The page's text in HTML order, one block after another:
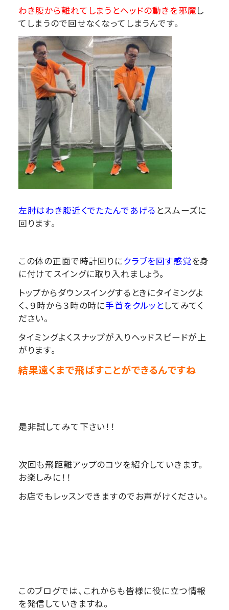
わき腹から離れてしまうとヘッドの動きを邪魔し
てしまうので回せなくなってしまうんです。
左肘はわき腹近くでたたんであげる とスムーズに
回ります。
この体の正面で時計回りにクラブを回す感覚を身
に付けてスイングに取り入れましょう。
トップからダウンスイングするときにタイミングよ
く、９時から３時の時に手首をクルッとしてみてく
ださい。
タイミングよくスナップが入りヘッドスピードが上
がります。
結果遠くまで飛ばすことができるんですね
是非試してみて下さい！！
次回も飛距離アップのコツを紹介していきます。
お楽しみに！！
お店でもレッスンできますのでお声がけください。
このブログでは、これからも皆様に役に立つ情報
を発信していきますね。